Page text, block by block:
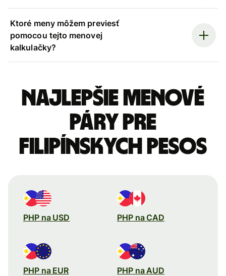
Ktoré meny môžem previesť
pomocou tejto menovej
kalkulačky?
Najlepšie menové
páry pre
Filipínskych pesos
PHP na USD PHP na CAD
PHP na EUR PHP na AUD